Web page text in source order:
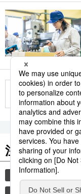
注目のキー
共同通信ニュース